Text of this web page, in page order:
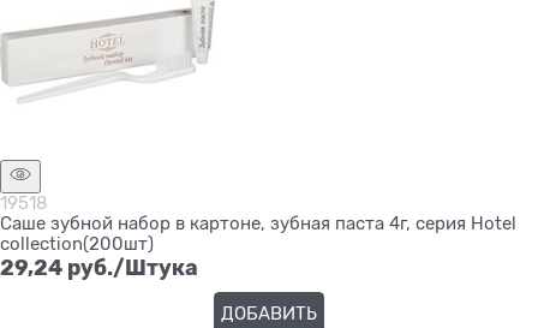
19518
Саше зубной набор в картоне, зубная паста 4г, серия Hotel
colleсtion(200шт)
29,24 руб./Штука
ДОБАВИТЬ